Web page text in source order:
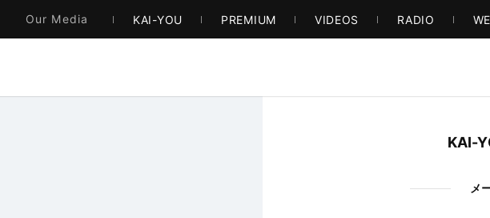
Our Media KAI-YOU PREMIUM VIDEOS RADIO
KAI-
メ